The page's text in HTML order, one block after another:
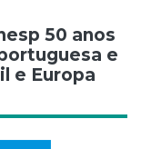
50 anos
e
e Europa